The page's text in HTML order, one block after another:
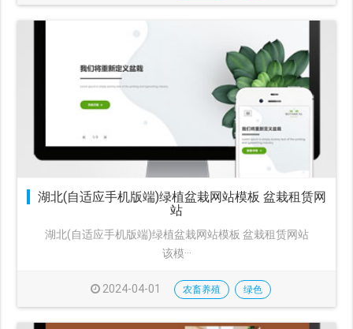
湖北(自适应手机版端)绿植盆栽网站模板 盆栽租赁网
站
湖北(自适应手机版端)绿植盆栽网站模板 盆栽租赁网站
该模···
2024-04-01 农畜养殖 绿色